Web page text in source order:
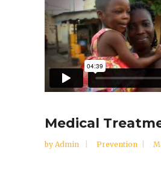
Medical
by Admin Prevention